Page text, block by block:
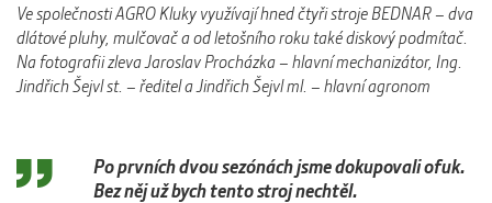
Ve společnosti AGRO Kluky využívají hned čtyři stroje BEDNAR – dva
dlátové pluhy, mulčovač a od letošního roku také diskový podmítač.
Na fotografii zleva Jaroslav Procházka – hlavní mechanizátor, Ing.
Jindřich Šejvl st. – ředitel a Jindřich Šejvl ml. – hlavní agronom
Po prvních dvou sezónách jsme dokupovali ofuk.
Bez něj už bych tento stroj nechtěl.